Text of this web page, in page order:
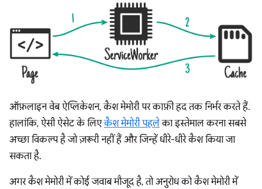
ऑफ़लाइन वेब ऐप्लिकेशन, कैश मेमोरी पर काफ़ी हद तक निर्भर करते हैं.
हालांकि, ऐसी ऐसेट के लिएकैश मेमोरी पहलेका इस्तेमाल करना सबसे
अच्छा विकल्प है जो ज़रूरी नहीं हैं और जिन्हें धीरे-धीरे कैश किया जा
सकता है.
अगर कैश मेमोरी में कोई जवाब मौजूद है, तो अनुरोध को कैश मेमोरी में